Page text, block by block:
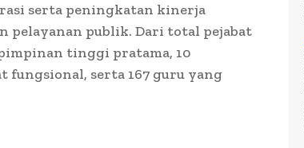
serta peningkatan kinerja
pelayanan publik. Dari total pejabat
tinggi pratama, 10
fungsional, serta 167 guru yang